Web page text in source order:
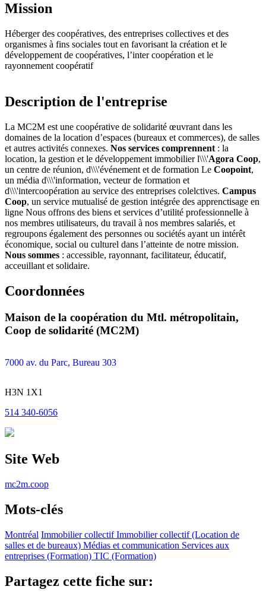
Mission
Héberger des coopératives, des entreprises collectives et des
organismes à fins sociales tout en favorisant la création et le
développement de coopératives, l’inter coopération et le
rayonnement coopératif
Description de l'entreprise
La MC2M est une coopérative de solidarité œuvrant dans les
domaines de la location d’espaces (bureaux et commerces), de salles
et autres activités connexes. Nos services comprennent : la
location, la gestion et le développement immobilier l\\\'Agora Coop,
un centre de réunion, d\\\'événement et de formation Le Coopoint,
un média d\\\'information, vecteur de formation et
d\\\'intercoopération au service des entreprises colelctives. Campus
Coop, un service mutualisé de gestion intégrée des apprenctisage en
ligne Nous offrons des biens et services d’utilité professionnelle à
nos membres utilisateurs, du travail à nos membres salariés, et
regroupons également des personnes ou sociétés ayant un intérêt
économique, social ou culturel dans l’atteinte de notre mission.
Nous sommes : accessible, rayonnant, facilitateur, éducatif,
acceuillant et solidaire.
Coordonnées
Maison de la coopération du Mtl. métropolitain,
Coop de solidarité (MC2M)
7000 av. du Parc, Bureau 303
H3N 1X1
514 340-6056
Site Web
mc2m.coop
Mots-clés
Montréal Immobilier collectifImmobilier collectif (Location de
salles et de bureaux) Médias et communication Services aux
entreprises (Formation) TIC (Formation)
Partagez cette fiche sur: